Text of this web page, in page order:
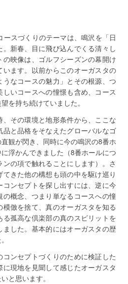
スづくりのテーマは、鳴沢を「日
新春、目に飛び込んでくる清々し
映像は、ゴルフシーズンの幕開け
ます。以前からこのオーガスタの
うなコースの魅力」とその根源、つ
いコースへの憧憬も含め、コース
を持ち続けていました。
その環境と地形条件から、ここな
品と品格をそなえたグローバルなゴ
観が閃き、同時に今の鳴沢の8番ホ
浮かんできました（8番ホールにつ
の項で触れることにします）。さ
きた他の構想も頭の中を駆け巡り
ンセプトを探し出すには、逆に今
の概念、つまり単なるコースへの憧
倣を捨て、真のオーガスタを知る
孤高な倶楽部の真のスピリットを
した。基本的にはオーガスタの歴
ンセプトづくりのために検証した
現地を見聞して感じたオーガスタ
と思います。